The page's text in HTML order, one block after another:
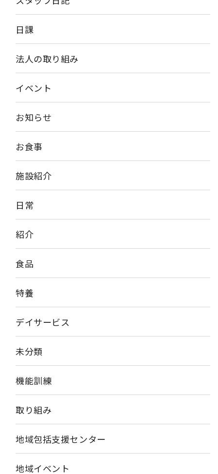
日課
法人の取り組み
イベント
お知らせ
お食事
施設紹介
日常
紹介
食品
特養
デイサービス
未分類
機能訓練
取り組み
地域包括支援センター
地域イベント